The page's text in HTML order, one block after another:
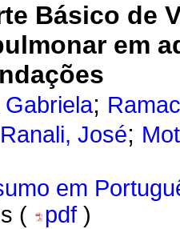
Básico de
em
;
Ranali, José;
em
(
pdf )